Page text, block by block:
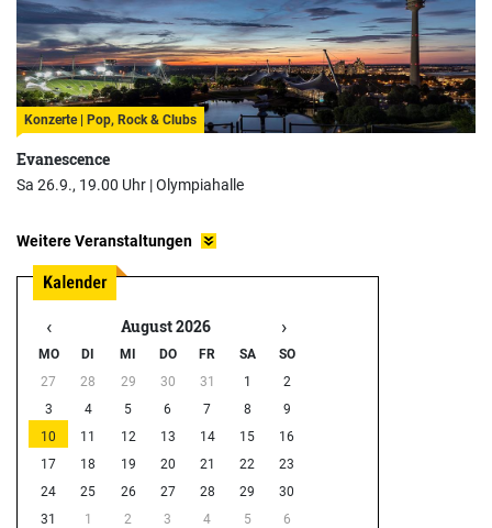
Konzerte | Pop, Rock & Clubs
Evanescence
Sa 26.9., 19.00 Uhr |Olympiahalle
Weitere Veranstaltungen
‹ August 2026 ›
MO DI MI DO FR SA
SO
27
28 29 30 31 1
2
3
4 5 6 7 8
9
10
11 12 13 14 15
16
17
18 19 20 21 22
23
24
25 26 27 28 29
30
31
1 2 3 4 5 6